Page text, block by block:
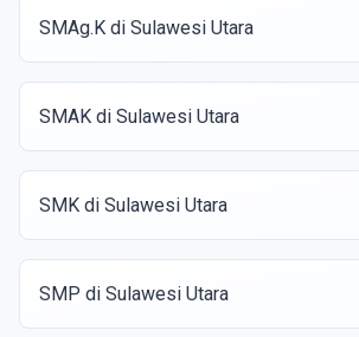
SMAg.K di Sulawesi Utara
SMAK di Sulawesi Utara
SMK di Sulawesi Utara
SMP di Sulawesi Utara